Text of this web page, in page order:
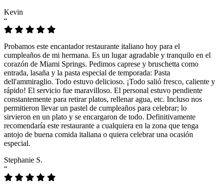
Kevin
“
Probamos este encantador restaurante italiano hoy para el
cumpleaños de mi hermana. Es un lugar agradable y tranquilo en el
corazón de Miami Springs. Pedimos caprese y bruschetta como
entrada, lasaña y la pasta especial de temporada: Pasta
dell'ammiraglio. Todo estuvo delicioso. ¡Todo salió fresco, caliente y
rápido! El servicio fue maravilloso. El personal estuvo pendiente
constantemente para retirar platos, rellenar agua, etc. Incluso nos
permitieron llevar un pastel de cumpleaños para celebrar; lo
sirvieron en un plato y se encargaron de todo. Definitivamente
recomendaría este restaurante a cualquiera en la zona que tenga
antojo de buena comida italiana o quiera celebrar una ocasión
especial.
Stephanie S.
“